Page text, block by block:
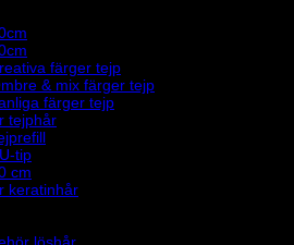
färger tejp
& mix färger tejp
färger tejp
tejphår
tip
cm
keratinhår